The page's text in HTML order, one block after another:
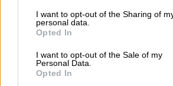
not limited to your visit or usage
grant or deny consent to Google and its
use your data for below specified
consent section.
I want to opt-out of the Sharing of
personal data.
Opted In
I want to opt-out of the Sale of my
Personal Data.
Opted In
φρουρούμενος
, με δύσπνοια
Στρατιωτικό Νοσοκομείο
σε βάρος του σχηματίστηκε
αναμένεται να οδηγηθεί
Δικαιοσύνης.